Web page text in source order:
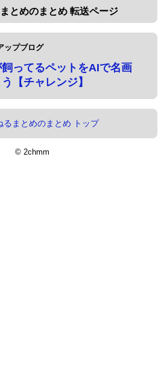
とめのまとめ 転送ページ
ップブログ
飼ってるペットをAIで名画
【チャレンジ】
るまとめのまとめ トップ
© 2chmm